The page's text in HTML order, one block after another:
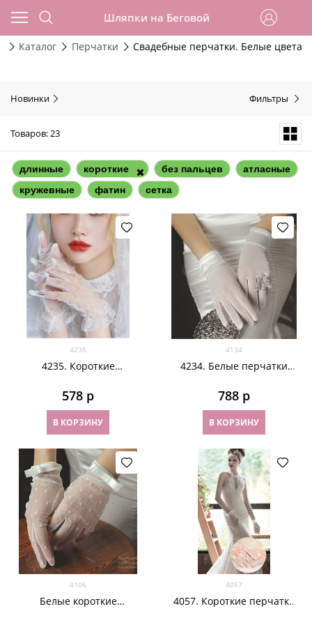
Шляпки на Беговой
Каталог Перчатки Свадебные перчатки. Белые цвета
Новинки Фильтры
Товаров: 23
длинные короткие без пальцев
атласные
кружевные
фатин сетка
4235
4235. Короткие
Белые
578 р
В КОРЗИНУ
4134
4234. Белые перчатки
788 р
В КОРЗИНУ
4106
Белые короткие
4057
4057. Короткие перчатки